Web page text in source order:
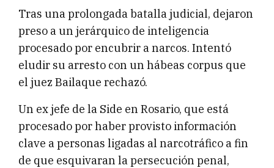
Tras una prolongada batalla judicial, dejaron
preso a un jerárquico de inteligencia
procesado por encubrir a narcos. Intentó
eludir su arresto con un hábeas corpus que
el juez Bailaque rechazó.
Un ex jefe de la Side en Rosario, que está
procesado por haber provisto información
clave a personas ligadas al narcotráfico a fin
de que esquivaran la persecución penal,